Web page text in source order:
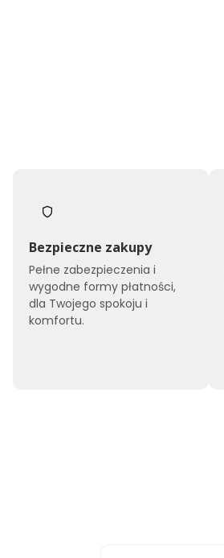
Bezpieczne zakupy
Pełne zabezpieczenia i
wygodne formy płatności,
dla Twojego spokoju i
komfortu.